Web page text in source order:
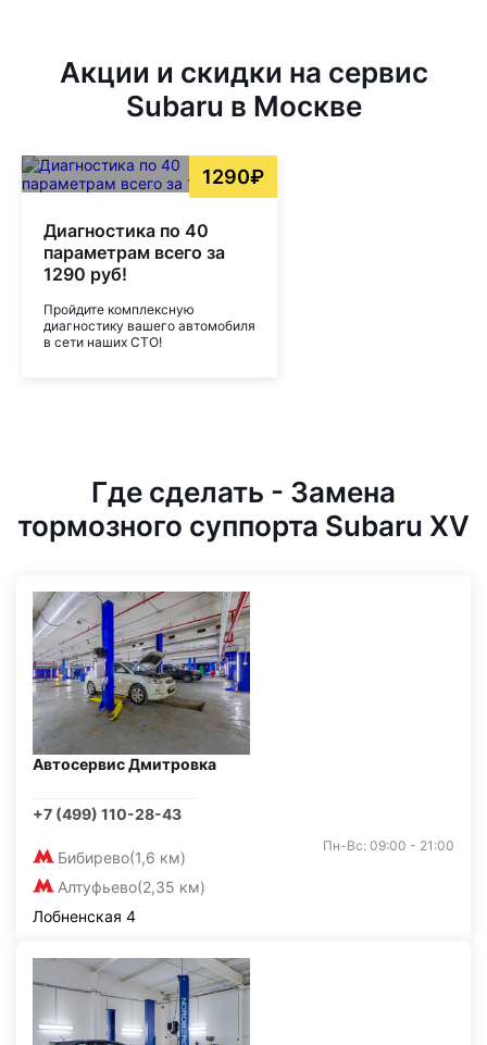
Акции и скидки на сервис
Subaru в Москве
1290₽
Диагностика по 40
параметрам всего за
1290 руб!
Пройдите комплексную
диагностику вашего автомобиля
в сети наших СТО!
Где сделать - Замена
тормозного суппорта Subaru XV
Автосервис Дмитровка
+7 (499) 110-28-43
Бибирево(1,6 км)
Алтуфьево(2,35 км)
Пн-Вс: 09:00 - 21:00
Лобненская 4